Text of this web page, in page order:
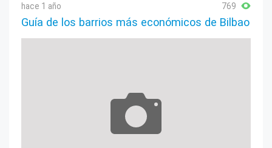
hace 1 año 769
Guía de los barrios más económicos de Bilbao